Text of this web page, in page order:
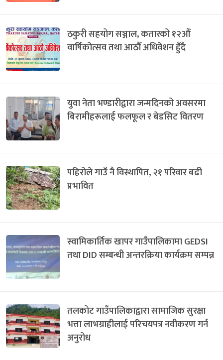
ठकुरी सहयोग सञ्जाल, कतारको १२औँ
वार्षिकोत्सव तथा आठौँ अधिवेशन हुँदै
युवा नेता भण्डारीद्वारा जन्मदिनको अवसरमा
बिरामीहरूलाई फलफूल र बेडसिट वितरण
पहिरोले गाउँ नै विस्थापित, २१ परिवार बढी
प्रभावित
स्वामिकार्तिक खापर गाउँपालिकामा GEDSI
तथा DID सम्बन्धी अन्तरक्रिया कार्यक्रम सम्पन्न
तलकोट गाउँपालिकाद्वारा सामाजिक सुरक्षा
भत्ता लाभग्राहीलाई परिचयपत्र नवीकरण गर्न
अनुरोध